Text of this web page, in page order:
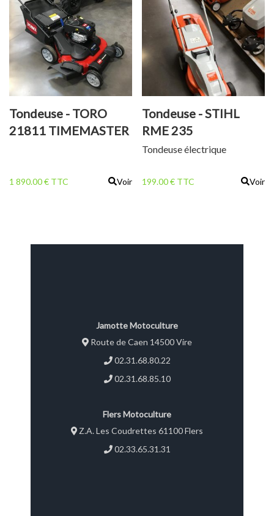
Tondeuse - TORO
21811 TIMEMASTER
1 890.00 € TTC Voir
Tondeuse - STIHL
RME 235
Tondeuse électrique
199.00 € TTC Voir
Jamotte Motoculture
Route de Caen 14500 Vire
02.31.68.80.22
02.31.68.85.10
Flers Motoculture
Z.A. Les Coudrettes 61100 Flers
02.33.65.31.31